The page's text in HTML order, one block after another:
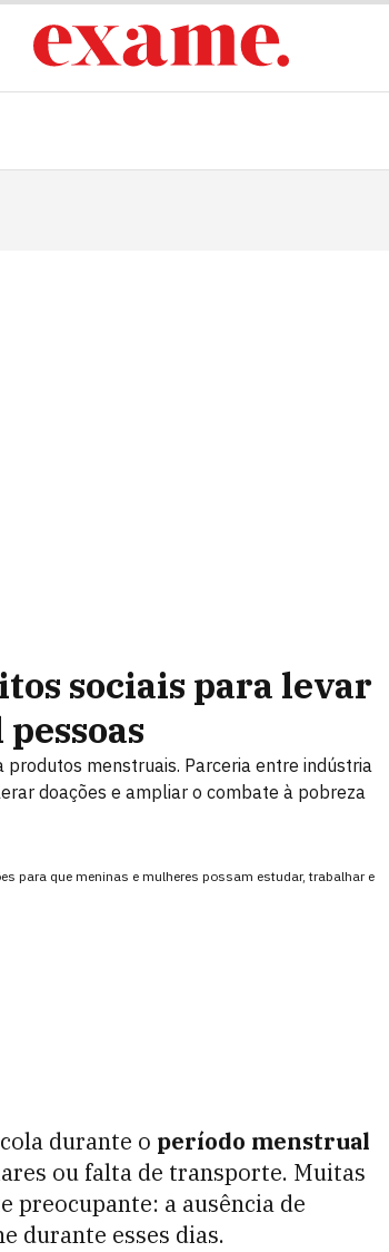
sociais para levar
menstruais. Parceria entre indústria
doações e ampliar o combate à pobreza
para que meninas e mulheres possam estudar, trabalhar e
durante o período menstrual
ou falta de transporte. Muitas
preocupante: a ausência de
durante esses dias.